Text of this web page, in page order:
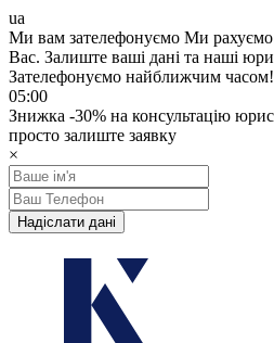
ua
Ми вам зателефонуємо Ми рахуємо
Вас. Залиште ваші дані та наші
Зателефонуємо найближчим часом!
05:00
Знижка -30% на консультацію
просто залиште заявку
×
Надіслати дані